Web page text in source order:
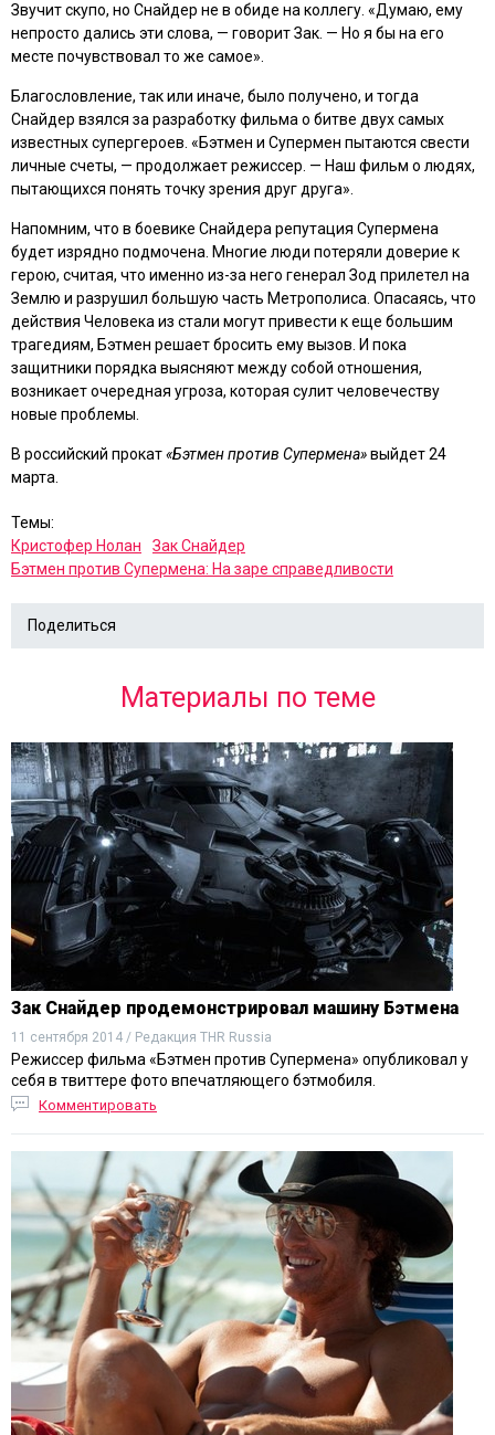
Звучит скупо, но Снайдер не в обиде на коллегу. «Думаю, ему
непросто дались эти слова, — говорит Зак. — Но я бы на его
месте почувствовал то же самое».
Благословление, так или иначе, было получено, и тогда
Снайдер взялся за разработку фильма о битве двух самых
известных супергероев. «Бэтмен и Супермен пытаются свести
личные счеты, — продолжает режиссер. — Наш фильм о людях,
пытающихся понять точку зрения друг друга».
Напомним, что в боевике Снайдера репутация Супермена
будет изрядно подмочена. Многие люди потеряли доверие к
герою, считая, что именно из-за него генерал Зод прилетел на
Землю и разрушил большую часть Метрополиса. Опасаясь, что
действия Человека из стали могут привести к еще большим
трагедиям, Бэтмен решает бросить ему вызов. И пока
защитники порядка выясняют между собой отношения,
возникает очередная угроза, которая сулит человечеству
новые проблемы.
В российский прокат«Бэтменпротив Супермена»выйдет 24
марта.
Темы:
Кристофер Нолан
Зак Снайдер
Бэтмен против Супермена: На заре справедливости
Поделиться
Материалы по теме
Зак Снайдер продемонстрировал машину Бэтмена
11 сентября 2014 / Редакция THR Russia
Режиссер фильма «Бэтмен против Супермена» опубликовал у
себя в твиттере фото впечатляющего бэтмобиля.
Комментировать